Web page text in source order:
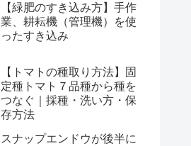
【緑肥のすき込み方】手作
業、耕耘機（管理機）を使
ったすき込み
【トマトの種取り方法】固
定種トマト７品種から種を
つなぐ｜採種・洗い方・保
存方法
スナップエンドウが後半に